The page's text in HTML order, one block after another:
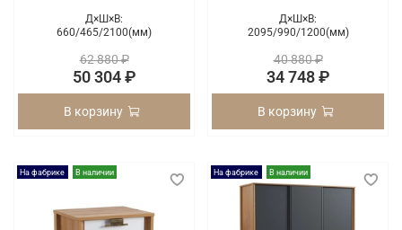
Д×Ш×В:
660/465/2100(мм)
62 880 ₽
50 304 ₽
В корзину
Д×Ш×В:
2095/990/1200(мм)
40 880 ₽
34 748 ₽
В корзину
На фабрике В наличии На фабрике В наличии